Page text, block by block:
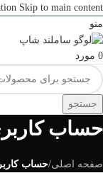
Skip to main content
منو
0 مورد
جستجو
حساب
صفحه اصلی/حساب